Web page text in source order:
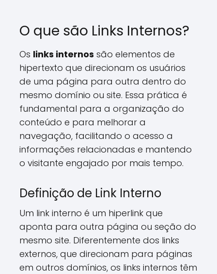
O que são Links Internos?
Os links internos são elementos de
hipertexto que direcionam os usuários
de uma página para outra dentro do
mesmo domínio ou site. Essa prática é
fundamental para a organização do
conteúdo e para melhorar a
navegação, facilitando o acesso a
informações relacionadas e mantendo
o visitante engajado por mais tempo.
Definição de Link Interno
Um link interno é um hiperlink que
aponta para outra página ou seção do
mesmo site. Diferentemente dos links
externos, que direcionam para páginas
em outros domínios, os links internos têm